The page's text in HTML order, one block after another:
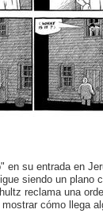
en su entrada en
siendo un plano
reclama una
cómo llega